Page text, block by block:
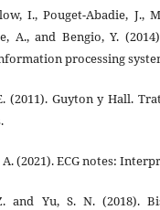
I., Pouget-Abadie, J.,
A., and Bengio, Y.
processing
(2011). Guyton y Hall.
A. (2021). ECG notes:
and Yu, S. N. (2018).